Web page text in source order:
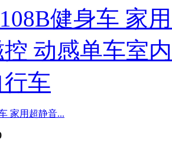
家用超静音...